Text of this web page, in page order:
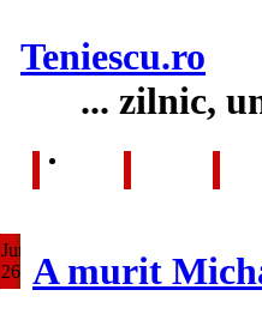
Teniescu.ro
... zilnic,
HOME
Jun
26 A murit